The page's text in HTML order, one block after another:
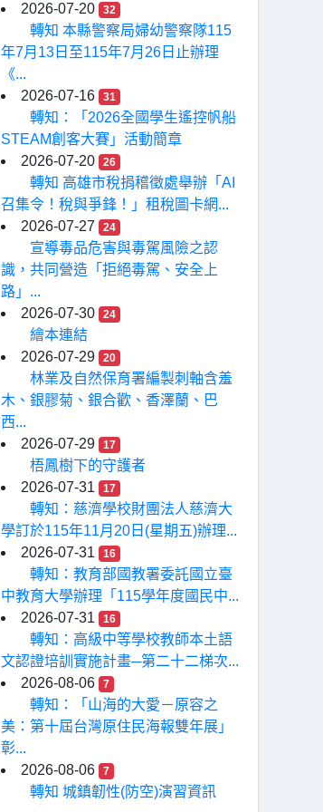
2026-07-20
32
轉知 本縣警察局婦幼警察隊115
年7月13日至115年7月26日止辦理
《...
2026-07-16
31
轉知：「2026全國學生遙控帆船
STEAM創客大賽」活動簡章
2026-07-20
26
轉知 高雄市稅捐稽徵處舉辦「AI
召集令！稅與爭鋒！」租稅圖卡網...
2026-07-27
24
宣導毒品危害與毒駕風險之認
識，共同營造「拒絕毒駕、安全上
路」...
2026-07-30
24
繪本連結
2026-07-29
20
林業及自然保育署編製刺軸含羞
木、銀膠菊、銀合歡、香澤蘭、巴
西...
2026-07-29
17
梧鳳樹下的守護者
2026-07-31
17
轉知：慈濟學校財團法人慈濟大
學訂於115年11月20日(星期五)辦理...
2026-07-31
16
轉知：教育部國教署委託國立臺
中教育大學辦理「115學年度國民中...
2026-07-31
16
轉知：高級中等學校教師本土語
文認證培訓實施計畫─第二十二梯次...
2026-08-06
7
轉知：「山海的大愛－原容之
美：第十屆台灣原住民海報雙年展」
彰...
2026-08-06
7
轉知 城鎮韌性(防空)演習資訊